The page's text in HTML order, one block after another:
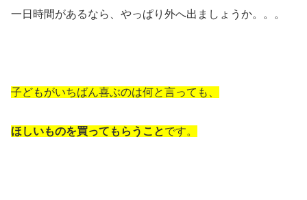
一日時間があるなら、やっぱり外へ出ましょうか。。。
子どもがいちばん喜ぶのは何と言っても、
ほしいものを買ってもらうことです。